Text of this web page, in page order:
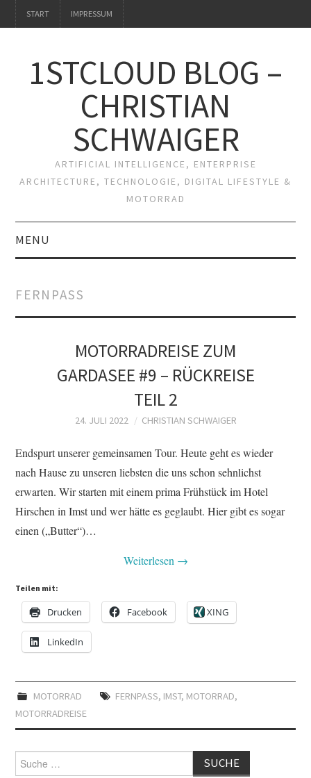
START IMPRESSUM
1STCLOUD BLOG –
CHRISTIAN
SCHWAIGER
ARTIFICIAL INTELLIGENCE, ENTERPRISE
ARCHITECTURE, TECHNOLOGIE, DIGITAL LIFESTYLE &
MOTORRAD
MENU
FERNPASS
MOTORRADREISE ZUM
GARDASEE #9 – RÜCKREISE
TEIL 2
24. JULI 2022 CHRISTIAN SCHWAIGER
Endspurt unserer gemeinsamen Tour. Heute geht es wieder
nach Hause zu unseren liebsten die uns schon sehnlichst
erwarten. Wir starten mit einem prima Frühstück im Hotel
Hirschen in Imst und wer hätte es geglaubt. Hier gibt es sogar
einen („Butter“)…
Weiterlesen →
Teilen mit:
Drucken Facebook XING
LinkedIn
MOTORRAD FERNPASS, IMST, MOTORRAD,
MOTORRADREISE
Suche
nach: